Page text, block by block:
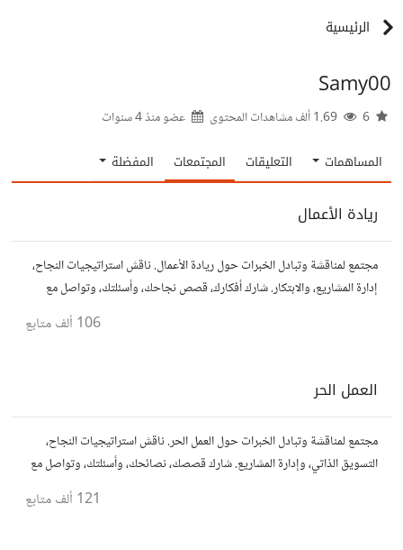
الرئيسية
Samy00
عضو منذ4 سنوات
المساهمات التعليقات المجتمعات المفضلة
ريادة الأعمال
مجتمع لمناقشة وتبادل الخبرات حول ريادة الأعمال. ناقش استراتيجيات النجاح،
إدارة المشاريع، والابتكار. شارك أفكارك، قصص نجاحك، وأسئلتك، وتواصل مع
106 ألف متابع
العمل الحر
مجتمع لمناقشة وتبادل الخبرات حول العمل الحر. ناقش استراتيجيات النجاح،
التسويق الذاتي، وإدارة المشاريع. شارك قصصك، نصائحك، وأسئلتك، وتواصل مع
121 ألف متابع